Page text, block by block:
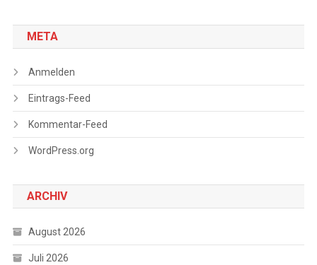
META
Anmelden
Eintrags-Feed
Kommentar-Feed
WordPress.org
ARCHIV
August 2026
Juli 2026